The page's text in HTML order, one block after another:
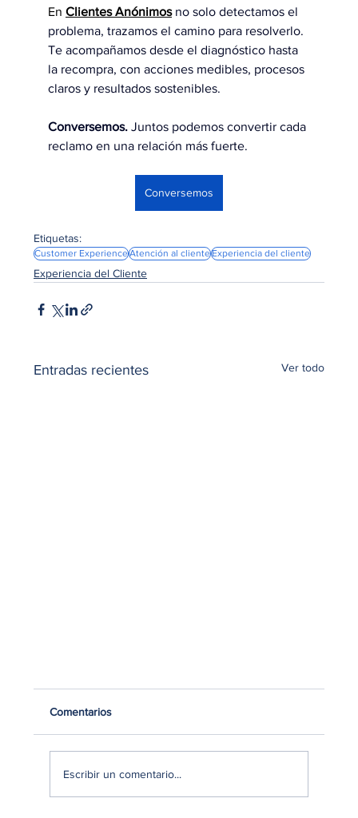
En Clientes Anónimos no solo detectamos el
problema, trazamos el camino para resolverlo.
Te acompañamos desde el diagnóstico hasta
la recompra, con acciones medibles, procesos
claros y resultados sostenibles.
Conversemos. Juntos podemos convertir cada
reclamo en una relación más fuerte.
Conversemos
Etiquetas:
Customer ExperienceAtención al clienteExperiencia del cliente
Experiencia del Cliente
Entradas recientes Ver todo
Comentarios
Escribir un comentario...